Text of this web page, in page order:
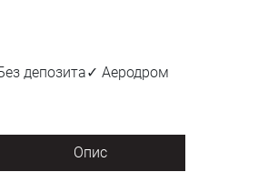
депозита✓ Аеродром
Опис